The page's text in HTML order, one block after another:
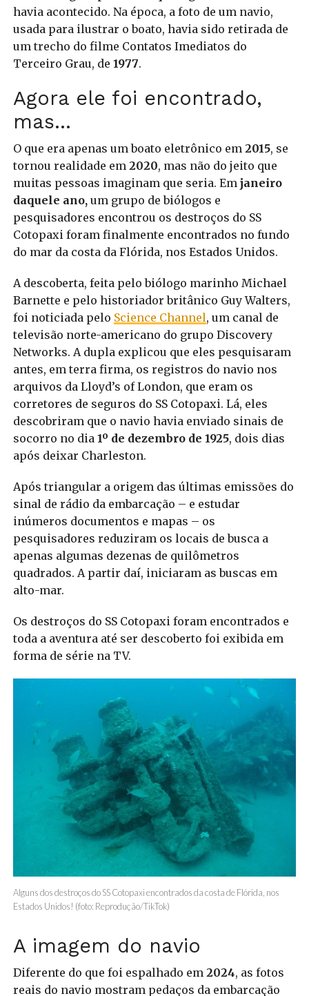
havia acontecido. Na época, a foto de um navio,
usada para ilustrar o boato, havia sido retirada de
um trecho do filme Contatos Imediatos do
Terceiro Grau, de 1977.
Agora ele foi encontrado,
mas…
O que era apenas um boato eletrônico em 2015, se
tornou realidade em 2020, mas não do jeito que
muitas pessoas imaginam que seria. Em janeiro
daquele ano,um grupo de biólogos e
pesquisadores encontrou os destroços do SS
Cotopaxi foram finalmente encontrados no fundo
do mar da costa da Flórida, nos Estados Unidos.
A descoberta, feita pelo biólogo marinho Michael
Barnette e pelo historiador britânico Guy Walters,
foi noticiada pelo Science Channel, um canal de
televisão norte-americano do grupo Discovery
Networks. A dupla explicou que eles pesquisaram
antes, em terra firma, os registros do navio nos
arquivos da Lloyd’s of London, que eram os
corretores de seguros do SS Cotopaxi. Lá, eles
descobriram que o navio havia enviado sinais de
socorro no dia 1º de dezembro de 1925, dois dias
após deixar Charleston.
Após triangular a origem das últimas emissões do
sinal de rádio da embarcação – e estudar
inúmeros documentos e mapas – os
pesquisadores reduziram os locais de busca a
apenas algumas dezenas de quilômetros
quadrados. A partir daí, iniciaram as buscas em
alto-mar.
Os destroços do SS Cotopaxi foram encontrados e
toda a aventura até ser descoberto foi exibida em
forma de série na TV.
Alguns dos destroços do SS Cotopaxi encontrados da costa de Flórida, nos
Estados Unidos! (foto: Reprodução/TikTok)
A imagem do navio
Diferente do que foi espalhado em 2024, as fotos
reais do navio mostram pedaços da embarcação